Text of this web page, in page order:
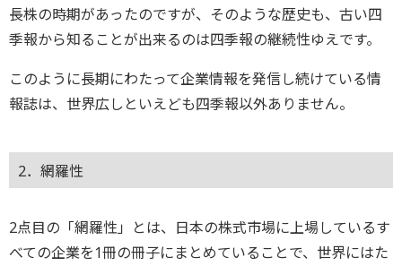
長株の時期があったのですが、そのような歴史も、古い四
季報から知ることが出来るのは四季報の継続性ゆえです。
このように長期にわたって企業情報を発信し続けている情
報誌は、世界広しといえども四季報以外ありません。
2．網羅性
2点目の「網羅性」とは、日本の株式市場に上場しているす
べての企業を1冊の冊子にまとめていることで、世界にはた